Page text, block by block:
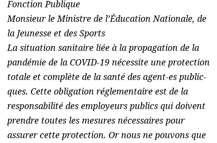
Fonction Publique
Monsieur le Ministre de l’Éducation Nationale, de
la Jeunesse et des Sports
La situation sanitaire liée à la propagation de la
pandémie de la COVID-19 nécessite une protection
totale et complète de la santé des agent-es public-
ques. Cette obligation réglementaire est de la
responsabilité des employeurs publics qui doivent
prendre toutes les mesures nécessaires pour
assurer cette protection. Or nous ne pouvons que